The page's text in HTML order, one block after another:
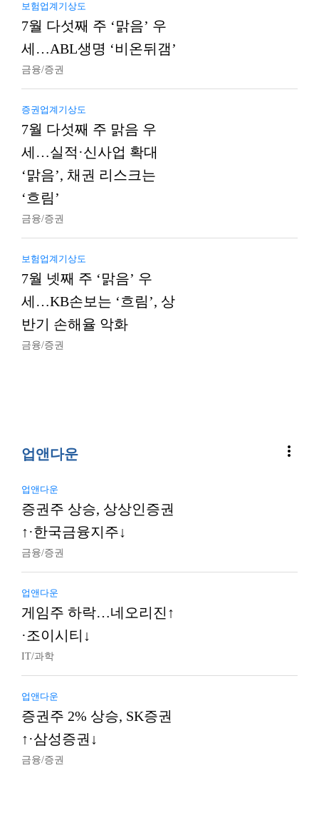
보험업계기상도
7월 다섯째 주 ‘맑음’ 우
세…ABL생명 ‘비온뒤갬’
금융/증권
증권업계기상도
7월 다섯째 주 맑음 우
세…실적·신사업 확대
‘맑음’, 채권 리스크는
‘흐림’
금융/증권
보험업계기상도
7월 넷째 주 ‘맑음’ 우
세…KB손보는 ‘흐림’, 상
반기 손해율 악화
금융/증권
업앤다운 more_vert
업앤다운
증권주 상승, 상상인증권
↑·한국금융지주↓
금융/증권
업앤다운
게임주 하락…네오리진↑
·조이시티↓
IT/과학
업앤다운
증권주 2% 상승, SK증권
↑·삼성증권↓
금융/증권